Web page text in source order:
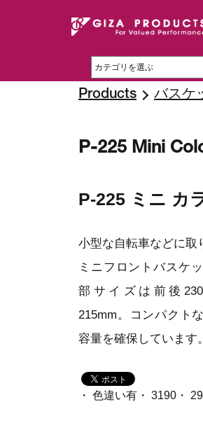
Products バスケ
P-225 Mini
P-225 ミニ カ
小型な自転車などに取
ミニフロントバスケ
部サイズは前後
215mm。コンパクト
容量を確保しています。
・ 色違い有・ 3190・